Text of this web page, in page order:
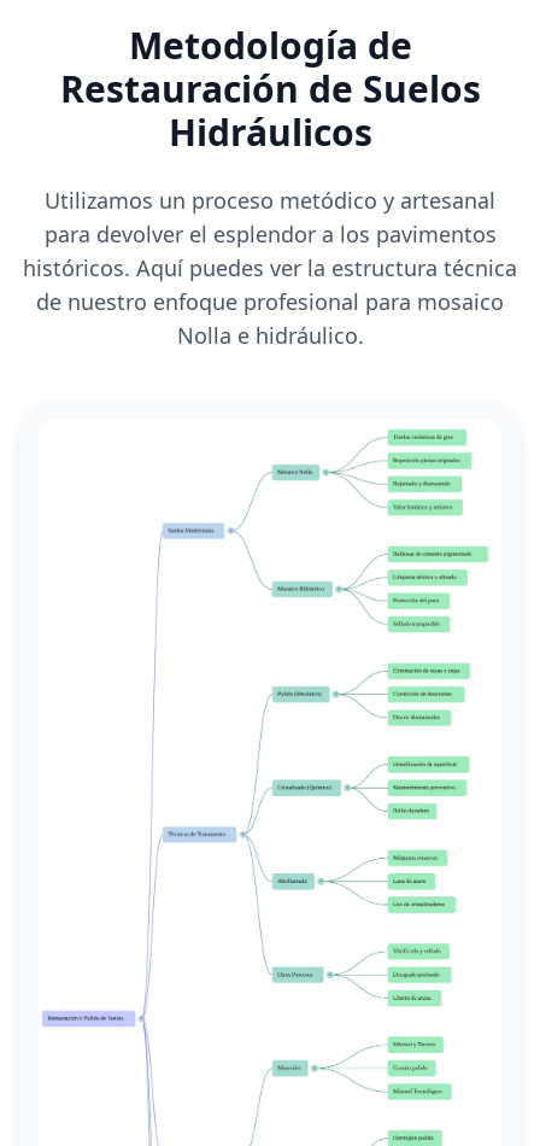
Metodología de
Restauración de Suelos
Hidráulicos
Utilizamos un proceso metódico y artesanal
para devolver el esplendor a los pavimentos
históricos. Aquí puedes ver la estructura técnica
de nuestro enfoque profesional para mosaico
Nolla e hidráulico.